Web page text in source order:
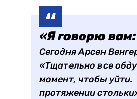
«Я говорю
Сегодня Арсен
«Тщательно все
момент, чтобы уйти.
протяжении